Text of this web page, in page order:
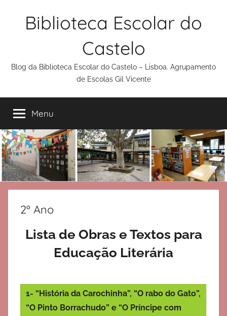
Biblioteca Escolar do
Castelo
Blog da Biblioteca Escolar do Castelo – Lisboa. Agrupamento
de Escolas Gil Vicente
Menu
2º Ano
Lista de Obras e Textos para
Educação Literária
1- “História da Carochinha”, “O rabo do Gato”,
“O Pinto Borrachudo” e “O Príncipe com